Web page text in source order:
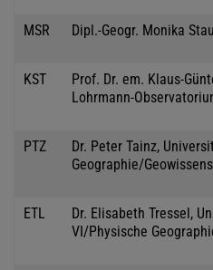
MSR Dipl.-Geogr. Monika
KST
Prof. Dr. em. Klaus-
Lohrmann-
PTZ
Dr. Peter Tainz,
Geographie/
ETL
Dr. Elisabeth Tressel,
VI/Physische